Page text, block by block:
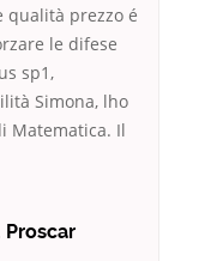
qualità prezzo é
le difese
sp1,
Simona, lho
Matematica. Il
Proscar